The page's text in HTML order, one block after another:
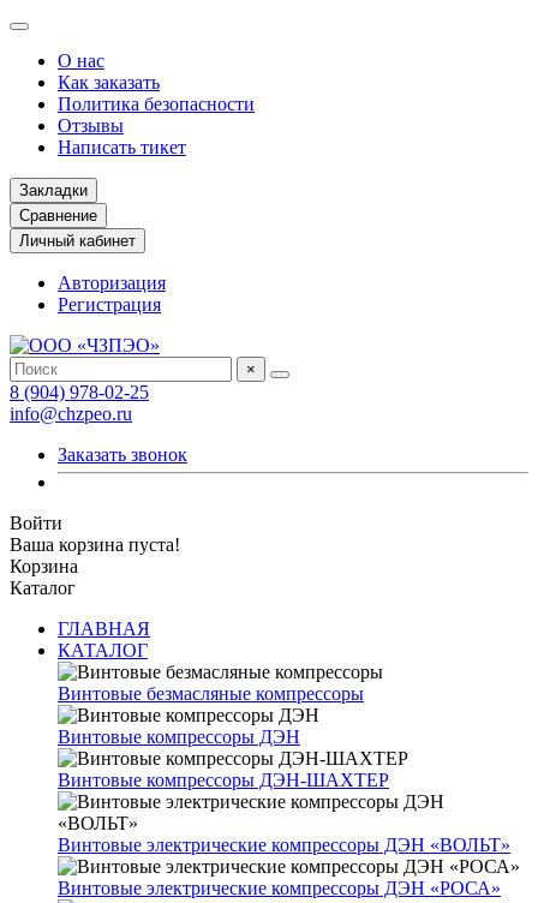
О нас
Как заказать
Политика безопасности
Отзывы
Написать тикет
Закладки
Сравнение
Личный кабинет
Авторизация
Регистрация
×
8 (904) 978-02-25
info@chzpeo.ru
Заказать звонок
Войти
Ваша корзина пуста!
Корзина
Каталог
ГЛАВНАЯ
КАТАЛОГ
Винтовые безмасляные компрессоры
Винтовые компрессоры ДЭН
Винтовые компрессоры ДЭН-ШАХТЕР
Винтовые электрические компрессоры ДЭН «ВОЛЬТ»
Винтовые электрические компрессоры ДЭН «РОСА»